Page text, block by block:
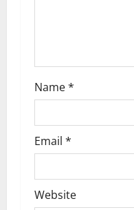
Name*
Email *
Website